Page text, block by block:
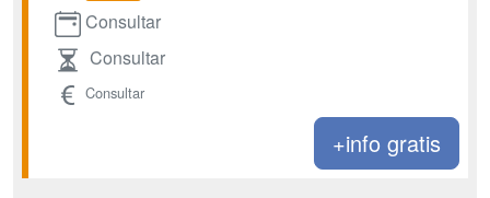
Consultar
Consultar
Consultar
+info gratis